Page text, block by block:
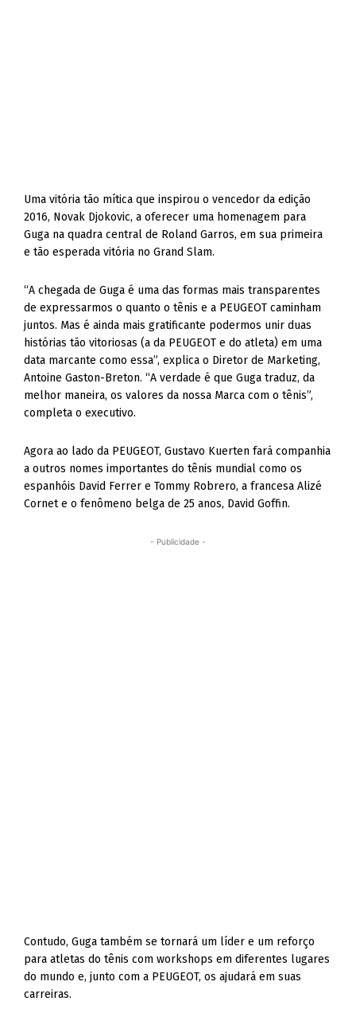
Uma vitória tão mítica que inspirou o vencedor da edição
2016, Novak Djokovic, a oferecer uma homenagem para
Guga na quadra central de Roland Garros, em sua primeira
e tão esperada vitória no Grand Slam.
“A chegada de Guga é uma das formas mais transparentes
de expressarmos o quanto o tênis e a PEUGEOT caminham
juntos. Mas é ainda mais gratificante podermos unir duas
histórias tão vitoriosas (a da PEUGEOT e do atleta) em uma
data marcante como essa”, explica o Diretor de Marketing,
Antoine Gaston-Breton. “A verdade é que Guga traduz, da
melhor maneira, os valores da nossa Marca com o tênis”,
completa o executivo.
Agora ao lado da PEUGEOT, Gustavo Kuerten fará companhia
a outros nomes importantes do tênis mundial como os
espanhóis David Ferrer e Tommy Robrero, a francesa Alizé
Cornet e o fenômeno belga de 25 anos, David Goffin.
- Publicidade -
Contudo, Guga também se tornará um líder e um reforço
para atletas do tênis com workshops em diferentes lugares
do mundo e, junto com a PEUGEOT, os ajudará em suas
carreiras.